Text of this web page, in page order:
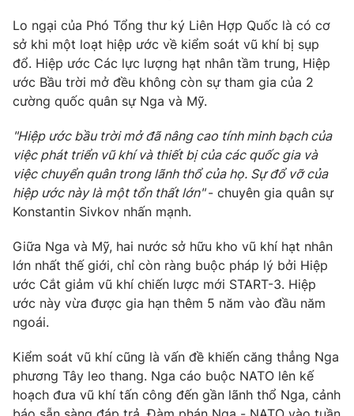
Lo ngại của Phó Tổng thư ký Liên Hợp Quốc là có cơ
sở khi một loạt hiệp ước về kiểm soát vũ khí bị sụp
đổ. Hiệp ước Các lực lượng hạt nhân tầm trung, Hiệp
ước Bầu trời mở đều không còn sự tham gia của 2
cường quốc quân sự Nga và Mỹ.
"Hiệp ước bầu trời mở đã nâng cao tính minh bạch của
việc phát triển vũ khí và thiết bị của các quốc gia và
việc chuyển quân trong lãnh thổ của họ. Sự đổ vỡ của
hiệp ước này là một tổn thất lớn"- chuyên gia quân sự
Konstantin Sivkov nhấn mạnh.
Giữa Nga và Mỹ, hai nước sở hữu kho vũ khí hạt nhân
lớn nhất thế giới, chỉ còn ràng buộc pháp lý bởi Hiệp
ước Cắt giảm vũ khí chiến lược mới START-3. Hiệp
ước này vừa được gia hạn thêm 5 năm vào đầu năm
ngoái.
Kiểm soát vũ khí cũng là vấn đề khiến căng thẳng Nga
phương Tây leo thang. Nga cáo buộc NATO lên kế
hoạch đưa vũ khí tấn công đến gần lãnh thổ Nga, cảnh